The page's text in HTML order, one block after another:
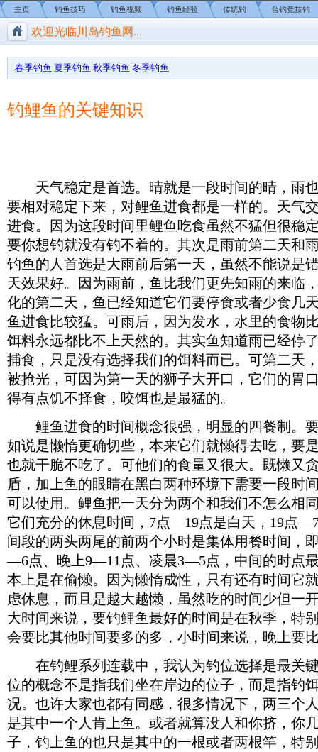
欢迎光临川岛钓鱼网...
主页 钓鱼技巧 钓鱼视频 钓鱼经验 传统钓 台钓竞技钓
春季钓鱼 夏季钓鱼 秋季钓鱼 冬季钓鱼
钓鲤鱼的关键知识
天气稳定是首选。晴就是一段时间的晴，雨
要相对稳定下来，对鲤鱼进食都是一样的。天气
进食。因为这段时间里鲤鱼吃食虽然不猛但很稳
要你想钓就没有钓不着的。其次是雨前第二天和
钓鱼的人首选是大雨前后第一天，虽然不能说是
天效果好。因为雨前，鱼比我们更先知雨的来临
化的第二天，鱼已经知道它们要停食或者少食几
鱼进食比较猛。可雨后，因为发水，水里的食物
饵料永远都比不上天然的。其实鱼知道雨已经停
捕食，只是没有选择我们的饵料而已。可第二天
被抢光，可因为第一天的狮子大开口，它们的胃
得有点饥不择食，咬饵也是最猛的。
鲤鱼进食的时间概念很强，明显的四餐制。
如说是懒惰更确切些，本来它们就懒得去吃，要
也就干脆不吃了。可他们的食量又很大。既懒又
盾，加上鱼的眼睛在黑白两种环境下需要一段
可以使用。鲤鱼把一天分为两个和我们不怎么相
它们充分的休息时间，7点—19点是白天，19点
间段的两头两尾的前两个小时是集体用餐时间，
—6点、晚上9—11点、凌晨3—5点，中间的时点
本上是在偷懒。因为懒惰成性，只有还有时间它
虑休息，而且是越大越懒，虽然吃的时间少但一
大时间来说，要钓鲤鱼最好的时间是在秋季，特
会要比其他时间要多的多，小时间来说，晚上要
在钓鲤系列连载中，我认为钓位选择是最关
位的概念不是指我们坐在岸边的位子，而是指钓
况。也许大家也都有同感，很多情况下，两三个
是其中一个人肯上鱼。或者就算没人和你挤，你
子，钓上鱼的也只是其中的一根或者两根竿，特